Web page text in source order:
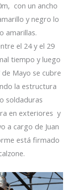
con un ancho
y negro lo
amarillas.
el 24 y el 29
tiempo y luego
Mayo se cubre
la estructura
soldaduras
en exteriores y
a cargo de Juan
está firmado